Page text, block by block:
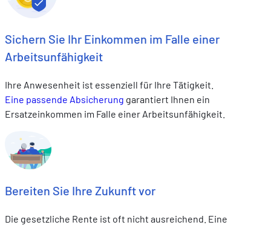
Sichern Sie Ihr Einkommen im Falle einer
Arbeitsunfähigkeit
Ihre Anwesenheit ist essenziell für Ihre Tätigkeit.
Eine passende Absicherung garantiert Ihnen ein
Ersatzeinkommen im Falle einer Arbeitsunfähigkeit.
Bereiten Sie Ihre Zukunft vor
Die gesetzliche Rente ist oft nicht ausreichend. Eine